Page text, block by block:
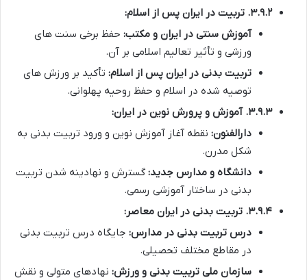
۳.۹.۲. تربیت در ایران پس از اسلام:
آموزش سنتی در ایران و مکتب: حفظ برخی سنت های
ورزشی و تأثیر تعالیم اسلامی بر آن.
تربیت بدنی در ایران پس از اسلام: تأکید بر ورزش های
توصیه شده در اسلام و حفظ روحیه پهلوانی.
۳.۹.۳. آموزش و پرورش نوین در ایران:
دارالفنون: نقطه آغاز آموزش نوین و ورود تربیت بدنی به
شکل مدرن.
دانشگاه و مدارس جدید: گسترش و نهادینه شدن تربیت
بدنی در ساختار آموزشی رسمی.
۳.۹.۴. تربیت بدنی در ایران معاصر:
درس تربیت بدنی در مدارس: جایگاه درس تربیت بدنی
در مقاطع مختلف تحصیلی.
سازمان ملی تربیت بدنی و ورزش: نهادهای متولی و نقش